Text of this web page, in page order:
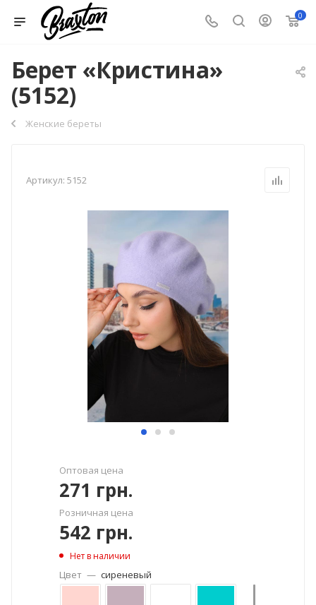
0
Берет «Кристина»
(5152)
Женские береты
Артикул: 5152
Оптовая цена
271 грн.
Розничная цена
542 грн.
Нет в наличии
Цвет — сиреневый